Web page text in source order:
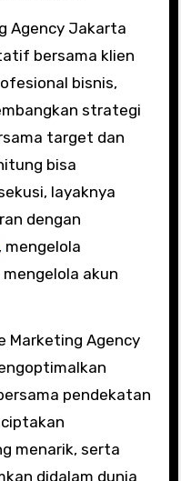
Agency Jakarta
bersama klien
bisnis,
strategi
target dan
bisa
layaknya
dengan
, mengelola
akun
Marketing Agency
pendekatan
menarik, serta
didalam dunia